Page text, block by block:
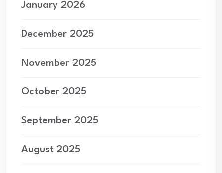
January 2026
December 2025
November 2025
October 2025
September 2025
August 2025